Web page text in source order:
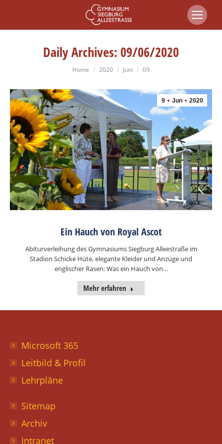
Daily Archives: 09/06/2020
You are here:
Home 2020 Juni 09
9 Jun 2020
Ein Hauch von Royal Ascot
Abiturverleihung des Gymnasiums Siegburg Alleestraße im
Stadion Schicke Hüte, elegante Kleider und Anzüge und
englischer Rasen: Was ein Hauch von…
Mehr erfahren
Microsoft 365
Leitbild & Profil
Lehrpläne
Sitemap
Archiv
Intranet